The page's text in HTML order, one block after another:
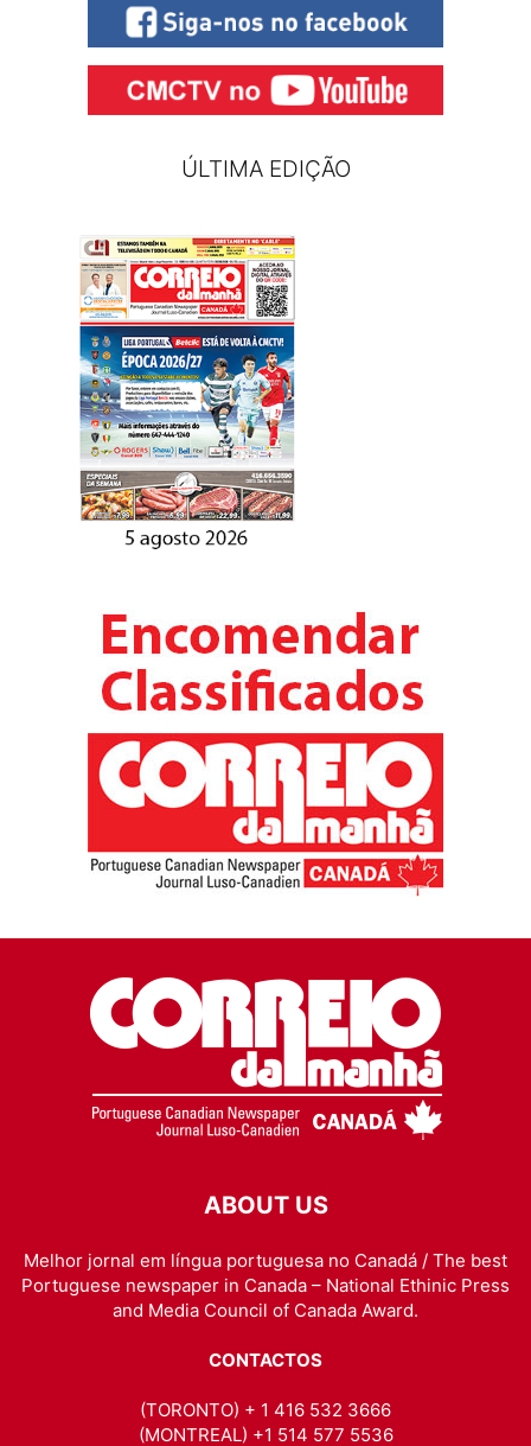
ÚLTIMA EDIÇÃO
ABOUT US
Melhor jornal em língua portuguesa no Canadá / The best
Portuguese newspaper in Canada – National Ethinic Press
and Media Council of Canada Award.
CONTACTOS
(TORONTO) + 1 416 532 3666
(MONTREAL) +1 514 577 5536